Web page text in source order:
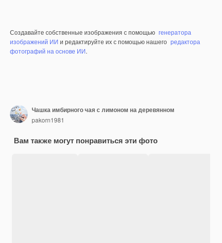
Создавайте собственные изображения с помощью генератора
изображений ИИ и редактируйте их с помощью нашего редактора
фотографий на основе ИИ.
Чашка имбирного чая с лимоном на деревянном
pakorn1981
Вам также могут понравиться эти фото